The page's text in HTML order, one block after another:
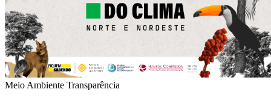
Meio Ambiente Transparência